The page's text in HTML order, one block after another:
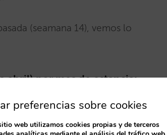
(seamana 14), vemos lo
abril) por mes de estancia:
preferencias sobre cookies
web utilizamos cookies propias y de terceros